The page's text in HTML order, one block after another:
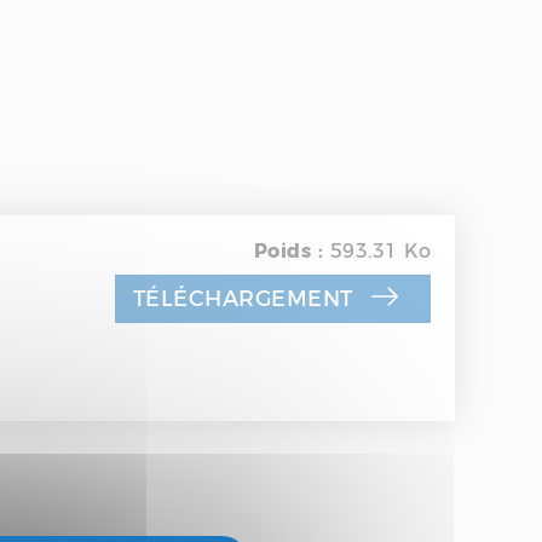
Poids : 593.31 Ko
TÉLÉCHARGEMENT